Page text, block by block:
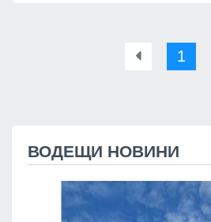
1
ВОДЕЩИ НОВИНИ